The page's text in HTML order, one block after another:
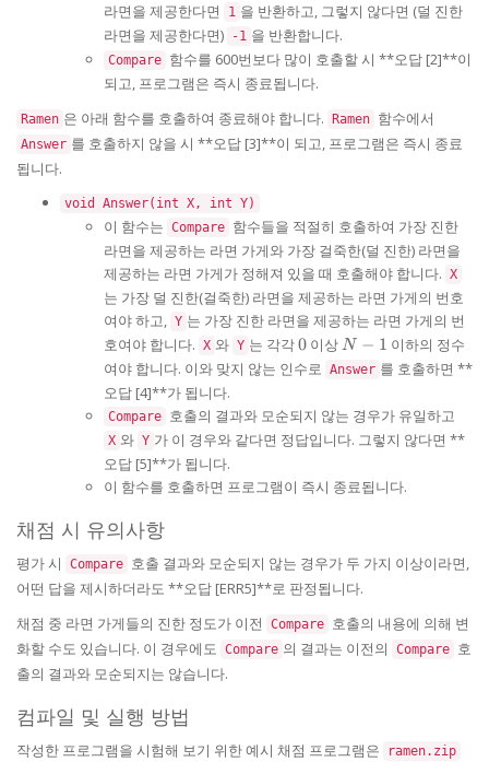
라면을 제공한다면
1 을 반환하고, 그렇지 않다면 (덜 진한
라면을 제공한다면)
-1 을 반환합니다.
Compare 함수를 600번보다 많이 호출할 시 **오답 [2]**이
되고, 프로그램은 즉시 종료됩니다.
Ramen 은 아래 함수를 호출하여 종료해야 합니다. Ramen 함수에서
Answer 를 호출하지 않을 시 **오답 [3]**이 되고, 프로그램은 즉시 종료
됩니다.
void Answer(int X, int Y)
이 함수는 Compare 함수들을 적절히 호출하여 가장 진한
라면을 제공하는 라면 가게와 가장 걸죽한(덜 진한) 라면을
제공하는 라면 가게가 정해져 있을 때 호출해야 합니다. X
는 가장 덜 진한(걸죽한) 라면을 제공하는 라면 가게의 번호
여야 하고, Y 는 가장 진한 라면을 제공하는 라면 가게의 번
호여야 합니다. X 와 Y 는 각각0
0 이상 N-
1
N − 1 이하의 정수
여야 합니다. 이와 맞지 않는 인수로 Answer 를 호출하면 **
오답 [4]**가 됩니다.
Compare 호출의 결과와 모순되지 않는 경우가 유일하고
X 와 Y 가 이 경우와 같다면 정답입니다. 그렇지 않다면 **
오답 [5]**가 됩니다.
이 함수를 호출하면 프로그램이 즉시 종료됩니다.
채점 시 유의사항
평가 시 Compare 호출 결과와 모순되지 않는 경우가 두 가지 이상이라면,
어떤 답을 제시하더라도 **오답 [ERR5]**로 판정됩니다.
채점 중 라면 가게들의 진한 정도가 이전
Compare 호출의 내용에 의해 변
화할 수도 있습니다. 이 경우에도 Compare 의 결과는 이전의 Compare 호
출의 결과와 모순되지는 않습니다.
컴파일 및 실행 방법
작성한 프로그램을 시험해 보기 위한 예시 채점 프로그램은 ramen.zip